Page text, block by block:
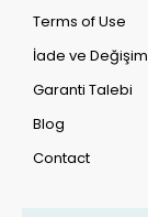
Terms of Use
İade ve Değişim
Garanti Talebi
Blog
Contact